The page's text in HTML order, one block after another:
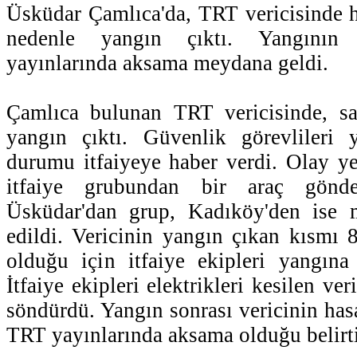
Üsküdar Çamlıca'da, TRT vericisinde
nedenle yangın çıktı.
yayınlarında aksama meydana geldi.
Çamlıca bulunan TRT vericisinde,
yangın çıktı. Güvenlik görevlileri
durumu itfaiyeye haber verdi. Olay
itfaiye grubundan bir araç
Üsküdar'dan grup, Kadıköy'den ise
edildi. Vericinin yangın çıkan kısmı
olduğu için itfaiye ekipleri yangına
İtfaiye ekipleri elektrikleri kesilen
söndürdü. Yangın sonrası vericinin
TRT yayınlarında aksama olduğu